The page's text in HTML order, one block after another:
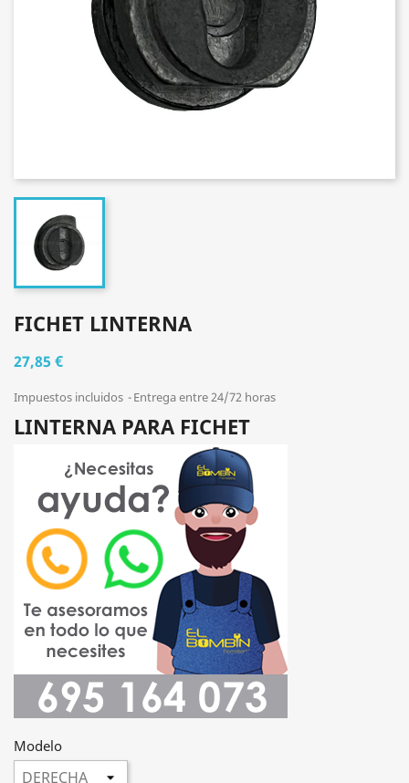
FICHET LINTERNA
27,85 €
Impuestos incluidos Entrega entre 24/72 horas
LINTERNA PARA FICHET
Modelo